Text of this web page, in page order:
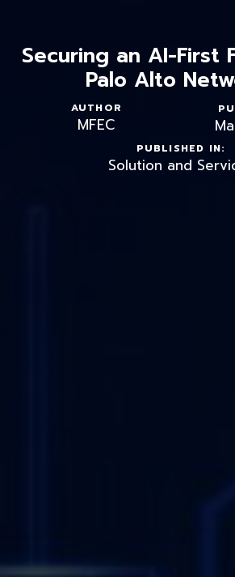
Securing an AI-First
Palo Alto
AUTHOR
MFEC
PUBLISHED IN:
Solution and